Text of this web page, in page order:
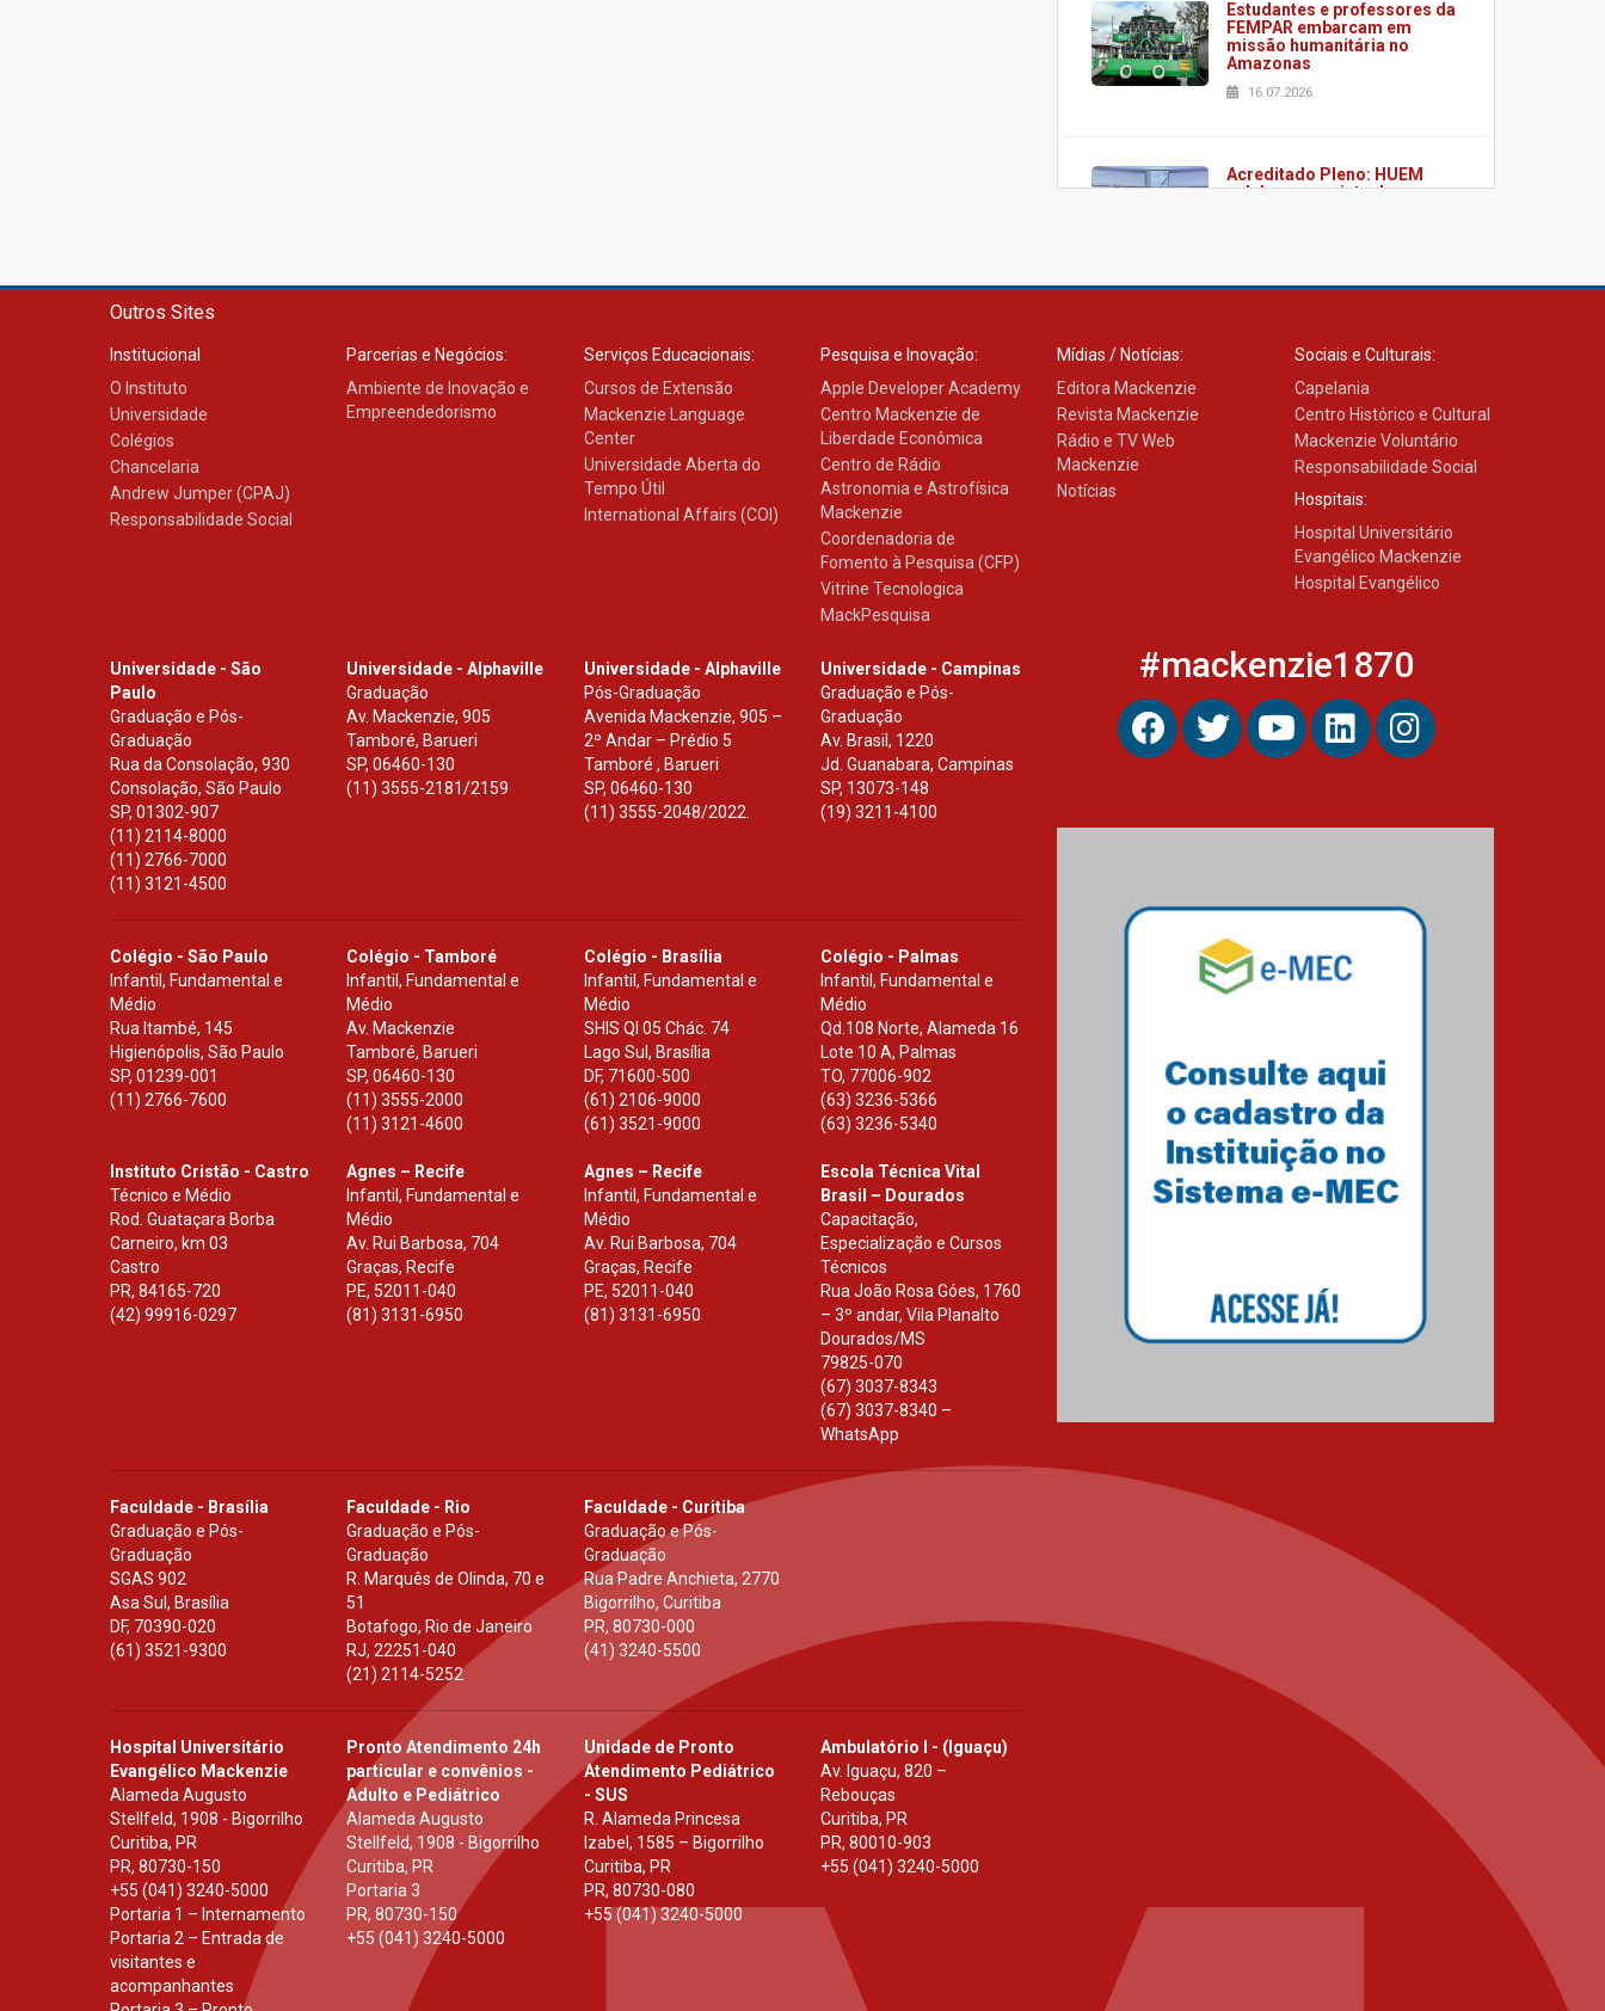
Estudantes e professores da
FEMPAR embarcam em
missão humanitária no
Amazonas
16.07.2026
Acreditado Pleno: HUEM
celebra conquista de
sistema de UTI's inteligentes
06.07.2026
Banco de Multitecidos do
referência mundial em
transplante de tecidos
03.07.2026
debate novidades sobre
estudos e tratamentos
23.06.2026
de agosto
HUEM recebe certificação
Ouro do programa
Segurança em Alta da
Unimed Curitiba
Outros Sites
Institucional
O Instituto
Universidade
Colégios
Chancelaria
Andrew Jumper (CPAJ)
Responsabilidade Social
Parcerias e Negócios:
Ambiente de Inovação e
Empreendedorismo
Serviços Educacionais:
Cursos de Extensão
Mackenzie Language
Center
Universidade Aberta do
Tempo Útil
International Affairs (COI)
Pesquisa e Inovação:
Apple Developer Academy
Centro Mackenzie de
Liberdade Econômica
Centro de Rádio
Astronomia e Astrofísica
Mackenzie
Coordenadoria de
Fomento à Pesquisa (CFP)
Vitrine Tecnologica
MackPesquisa
Mídias / Notícias:
Editora Mackenzie
Revista Mackenzie
Rádio e TV Web
Mackenzie
Notícias
Sociais e Culturais:
Capelania
Centro Histórico e Cultural
Mackenzie Voluntário
Responsabilidade Social
Hospitais:
Hospital Universitário
Evangélico Mackenzie
Hospital Evangélico
Universidade - São
Paulo
Graduação e Pós-
Graduação
Rua da Consolação, 930
Consolação, São Paulo
SP, 01302-907
(11) 2114-8000
(11) 2766-7000
(11) 3121-4500
Universidade - Alphaville
Graduação
Av. Mackenzie, 905
Tamboré, Barueri
SP,06460-130
(11) 3555-2181/2159
Universidade - Alphaville
Pós-Graduação
Avenida Mackenzie, 905 –
2º Andar – Prédio 5
Tamboré , Barueri
SP, 06460-130
(11) 3555-2048/2022.
Universidade - Campinas
Graduação e Pós-
Graduação
Av. Brasil, 1220
Jd. Guanabara, Campinas
SP, 13073-148
(19) 3211-4100
Colégio - São Paulo
Infantil, Fundamental e
Médio
Rua Itambé, 145
Higienópolis, São Paulo
SP, 01239-001
(11) 2766-7600
Colégio - Tamboré
Infantil, Fundamental e
Médio
Av. Mackenzie
Tamboré, Barueri
SP,06460-130
(11) 3555-2000
(11) 3121-4600
Colégio - Brasília
Infantil, Fundamental e
Médio
SHIS Ql 05 Chác. 74
Lago Sul, Brasília
DF, 71600-500
(61) 2106-9000
(61) 3521-9000
Colégio - Palmas
Infantil, Fundamental e
Médio
Qd.108 Norte, Alameda 16
Lote 10 A, Palmas
TO, 77006-902
(63) 3236-5366
(63) 3236-5340
Instituto Cristão - Castro
Técnico e Médio
Rod. Guataçara Borba
Carneiro, km 03
Castro
PR, 84165-720
(42) 99916-0297
Agnes – Recife
Infantil, Fundamental e
Médio
Av. Rui Barbosa, 704
Graças, Recife
PE, 52011-040
(81) 3131-6950
Agnes – Recife
Infantil, Fundamental e
Médio
Av. Rui Barbosa, 704
Graças, Recife
PE, 52011-040
(81) 3131-6950
Escola Técnica Vital
Brasil – Dourados
Capacitação,
Especialização e Cursos
Técnicos
Rua João Rosa Góes, 1760
– 3º andar, Vila Planalto
Dourados/MS
79825-070
(67) 3037-8343
(67) 3037-8340 –
WhatsApp
Faculdade - Brasília
Graduação e Pós-
Graduação
SGAS 902
Asa Sul, Brasília
DF, 70390-020
(61) 3521-9300
Faculdade - Rio
Graduação e Pós-
Graduação
R. Marquês de Olinda, 70 e
51
Botafogo, Rio de Janeiro
RJ,22251-040
(21) 2114-5252
Faculdade - Curitiba
Graduação e Pós-
Graduação
Rua Padre Anchieta, 2770
Bigorrilho, Curitiba
PR, 80730-000
(41) 3240-5500
Hospital Universitário
Evangélico Mackenzie
Alameda Augusto
Stellfeld, 1908 - Bigorrilho
Curitiba, PR
PR, 80730-150
+55 (041) 3240-5000
Portaria 1 – Internamento
Portaria 2 – Entrada de
visitantes e
acompanhantes
Pronto Atendimento 24h
particular e convênios -
Adulto e Pediátrico
Alameda Augusto
Stellfeld, 1908 - Bigorrilho
Curitiba, PR
Portaria 3
PR,80730-150
+55 (041) 3240-5000
Unidade de Pronto
Atendimento Pediátrico
- SUS
R. Alameda Princesa
Izabel, 1585 – Bigorrilho
Curitiba, PR
PR, 80730-080
+55 (041) 3240-5000
Ambulatório I - (Iguaçu)
Av. Iguaçu, 820 –
Rebouças
Curitiba, PR
PR, 80010-903
+55 (041) 3240-5000
#mackenzie1870